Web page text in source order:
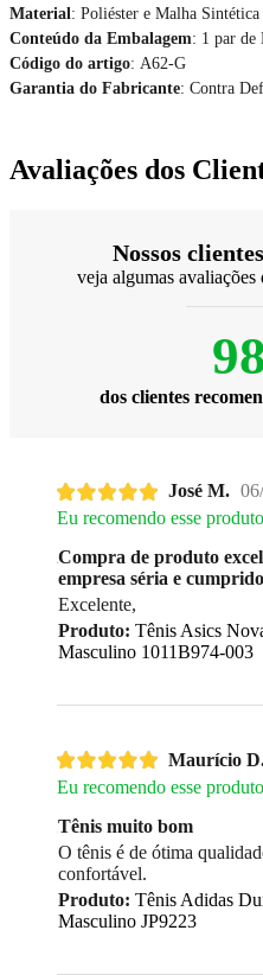
Material: Poliéster e Malha Sintética
Conteúdo da Embalagem: 1 par de
Código do artigo: A62-G
Garantia do Fabricante: Contra
Avaliações dos
Nossos
veja algumas avaliações
dos clientes
José M.
Eu recomendo esse
Compra de produto
empresa séria e
Excelente,
Produto: Tênis Asics
Masculino 1011B974-003
Maurício
Eu recomendo esse
Tênis muito bom
O tênis é de ótima
confortável.
Produto: Tênis Adidas
Masculino JP9223